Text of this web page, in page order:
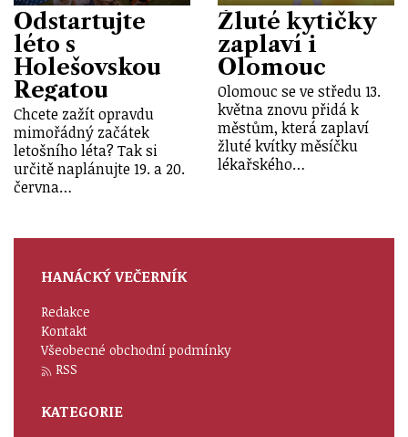
Odstartujte
léto s
Holešovskou
Regatou
Chcete zažít opravdu
mimořádný začátek
letošního léta? Tak si
určitě naplánujte 19. a 20.
června…
Žluté kytičky
zaplaví i
Olomouc
Olomouc se ve středu 13.
května znovu přidá k
městům, která zaplaví
žluté kvítky měsíčku
lékařského…
HANÁCKÝ VEČERNÍK
Redakce
Kontakt
Všeobecné obchodní podmínky
RSS
KATEGORIE